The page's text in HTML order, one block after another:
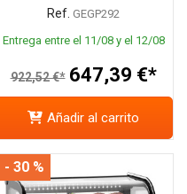
Ref. GEGP292
Entrega entre el 11/08 y el 12/08
922,52 €* 647,39 €*
Añadir al carrito
- 30 %